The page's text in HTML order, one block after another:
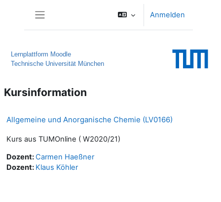
Anmelden
Lernplattform Moodle
Technische Universität München
Kursinformation
Allgemeine und Anorganische Chemie (LV0166)
Kurs aus TUMOnline ( W2020/21)
Dozent:Carmen Haeßner
Dozent: Klaus Köhler